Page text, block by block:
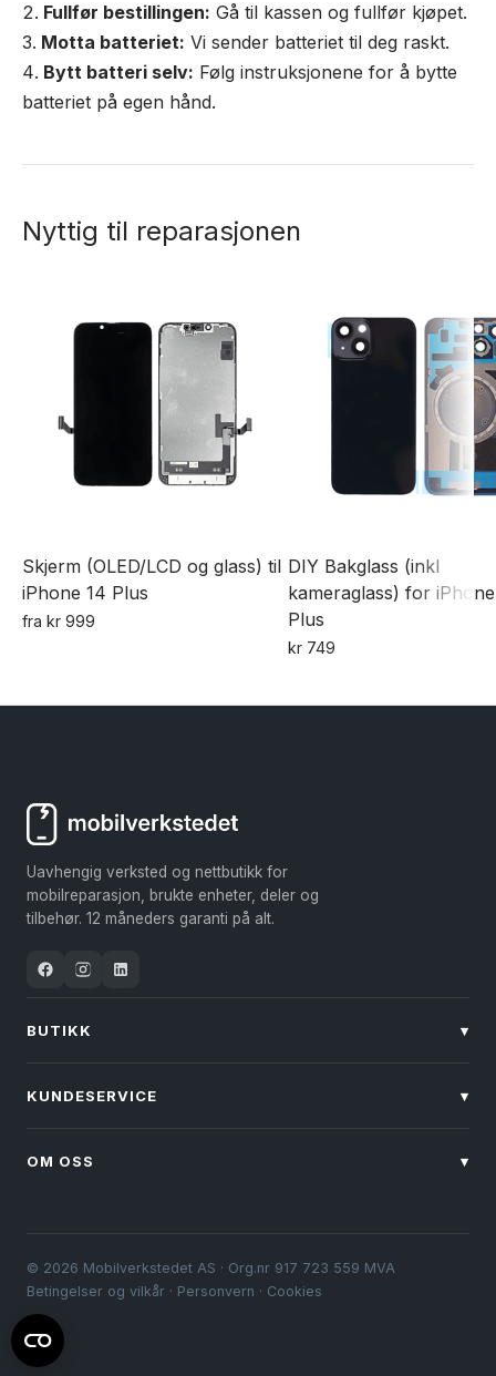
Fullfør bestillingen: Gå til kassen og fullfør kjøpet.
Motta batteriet: Vi sender batteriet til deg raskt.
Bytt batteri selv: Følg instruksjonene for å bytte
batteriet på egen hånd.
Nyttig til reparasjonen
Skjerm (OLED/LCD og glass) til
iPhone 14 Plus
fra kr 999
har
kan
produktsiden
DIY Bakglass (inkl
kameraglass) for
Plus
kr749
produktet
Uavhengig verksted og nettbutikk for
mobilreparasjon, brukte enheter, deler og
tilbehør. 12 måneders garanti på alt.
BUTIKK ▾
KUNDESERVICE ▾
OM OSS ▾
© 2026 Mobilverkstedet AS · Org.nr 917 723 559 MVA
Betingelser og vilkår · Personvern · Cookies